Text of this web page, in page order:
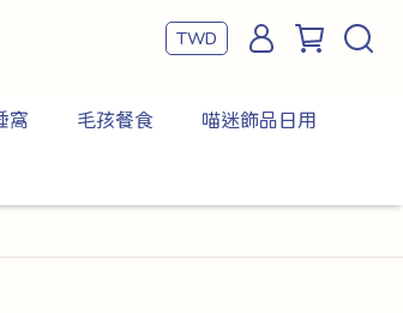
TWD
窩 毛孩餐食 喵迷飾品日用